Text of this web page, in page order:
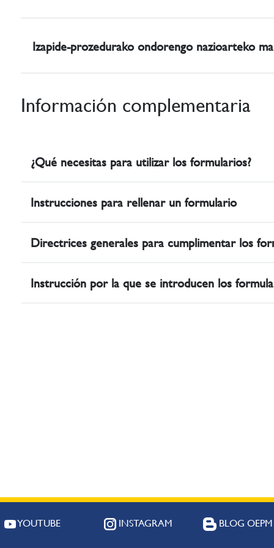
Izapide-prozedurako ondorengo nazioarteko
Información complementaria
¿Qué necesitas para utilizar los formularios?
Instrucciones para rellenar un formulario
Directrices generales para cumplimentar los
Instrucción por la que se introducen los
YOUTUBE INSTAGRAM BLOG OEPM